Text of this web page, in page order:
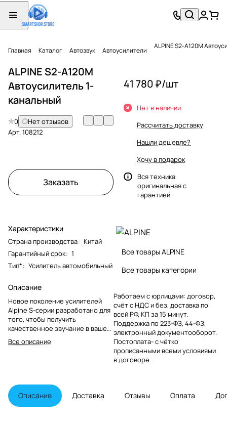
Главная Каталог Автозвук Автоусилители ALPINE S2-A120M
ALPINE S2-A120M
Автоусилитель 1-
канальный
0
Нет отзывов
Арт.108212
Заказать
Характеристики
Страна производства: Китай
Гарантийный срок: 1
Тип*: Усилитель автомобильный
Описание
Новое поколение усилителей
Alpine S-серии разработано для
того, чтобы получить
качественное звучание в вашей
машине без больших затрат.
Благодаря обновленному
усилители предлагают
исключительную
производительность и
Все описание
41 780 ₽/шт
Нет в наличии
Рассчитать доставку
Нашли дешевле?
Хочу в подарок
Вся техника
оригинальная с
гарантией.
Все товары ALPINE
Все товары категории
Работаем с юрлицами: договор,
счёт с НДС и без, доставка по
всей РФ, КП за 15 минут.
Поддержка по 223-ФЗ, 44-ФЗ,
электронный документооборот.
Постоплата- с чётко
прописанными всеми условиями
в договоре.
Описание Доставка Отзывы Оплата